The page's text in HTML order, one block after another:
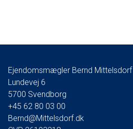
Ejendomsmægler Bernd Mittelsdorf
Lundevej 6
5700 Svendborg
+45 62 80 03 00
Bernd@Mittelsdorf.dk